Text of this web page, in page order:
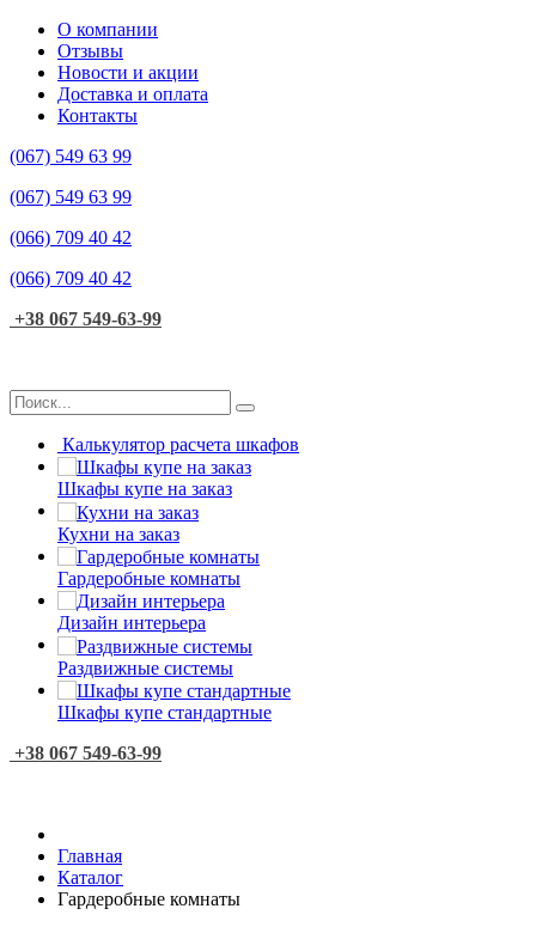
О компании
Отзывы
Новости и акции
Доставка и оплата
Контакты
(067) 549 63 99
(067) 549 63 99
(066) 709 40 42
(066) 709 40 42
+38 067 549-63-99
Калькулятор расчета шкафов
Шкафы купе на заказ
Кухни на заказ
Гардеробные комнаты
Дизайн интерьера
Раздвижные системы
Шкафы купе стандартные
+38 067 549-63-99
Главная
Каталог
Гардеробные комнаты